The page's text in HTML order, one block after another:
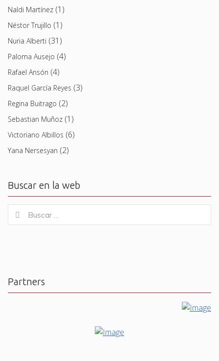
Naldi Martínez (1)
Néstor Trujillo (1)
Nuria Alberti (31)
Paloma Ausejo (4)
Rafael Ansón (4)
Raquel García Reyes (3)
Regina Buitrago (2)
Sebastian Muñoz (1)
Victoriano Albillos (6)
Yana Nersesyan (2)
Buscar en la web
for:
Buscar
Partners